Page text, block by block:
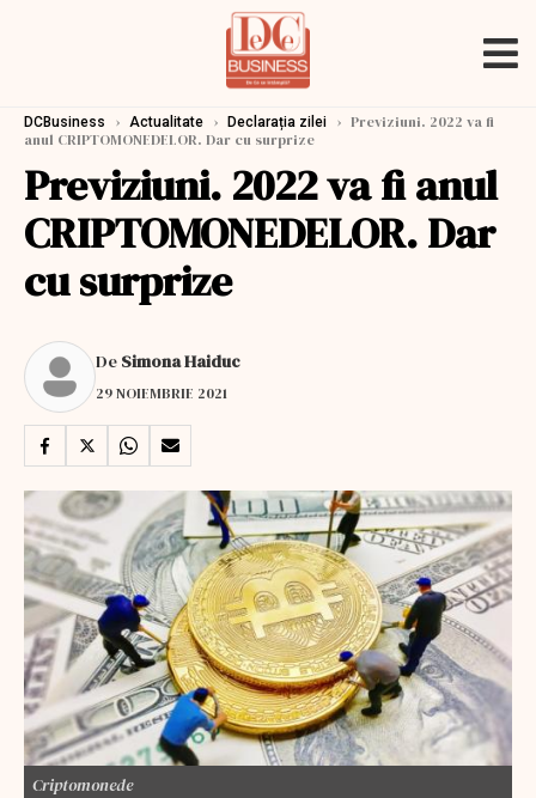
DCBusiness › Actualitate › Declarația zilei › Previziuni. 2022 va fi
anul CRIPTOMONEDELOR. Dar cu surprize
Previziuni. 2022 va fi anul
CRIPTOMONEDELOR. Dar
cu surprize
De Simona Haiduc
29 NOIEMBRIE 2021
Criptomonede